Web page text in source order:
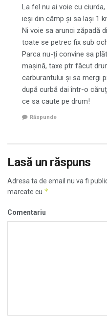
La fel nu ai voie cu
ieși din câmp și sa lași 1
Ni voie sa arunci zăpadă
toate se petrec fix sub
Parca nu-ți convine sa
mașină, taxe ptr făcut
carburantului și sa mergi
după curbă dai într-o
ce sa caute pe drum!
Răspunde
Lasă un răspuns
Adresa ta de email nu va fi
marcate cu *
Comentariu